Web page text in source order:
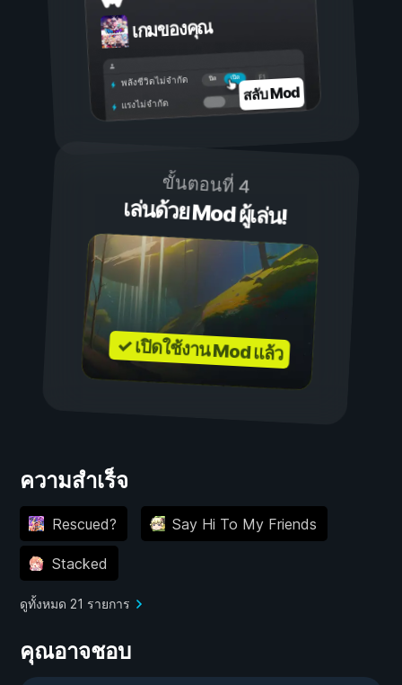
เกมของคุณ
เปิด
ปิด
พลังชีวิตไม่จำกัด
แรงไม่จำกัด สลับ Mod
ขั้นตอนที่ 4
เล่นด้วย Mod ผู้เล่น!
✓ เปิดใช้งาน Mod แล้ว
ความสำเร็จ
Rescued? Say Hi To My Friends
Stacked
ดูทั้งหมด 21 รายการ
คุณอาจชอบ